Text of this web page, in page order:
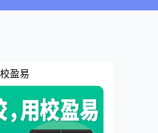
盈易